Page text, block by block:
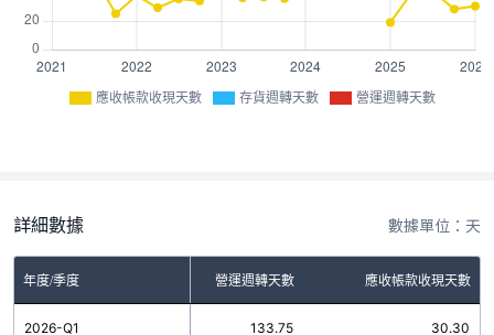
應收帳款收現天數 存貨週轉天數 營運週轉天數
詳細數據 數據單位：天
年度/季度
存貨週轉天數 營運週轉天數 應收帳款收現天數
2026-Q1103.45 133.75 30.30